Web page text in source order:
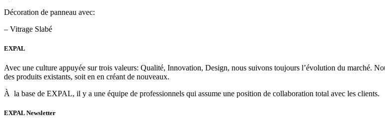
Décoration de panneau avec:
– Vitrage Slabé
EXPAL
Avec une culture appuyée sur trois valeurs: Qualité, Innovation, Design, nous suivons toujours l’évolution du marché.
des produits existants, soit en en créant de nouveaux.
À la base de EXPAL, il y a une équipe de professionnels qui assume une position de collaboration total avec les clients.
EXPAL Newsletter